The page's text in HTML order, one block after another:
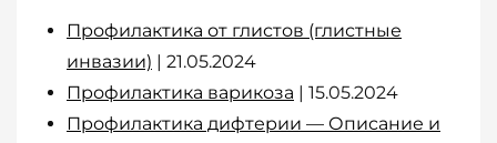
Профилактика от глистов (глистные
инвазии) | 21.05.2024
Профилактика варикоза | 15.05.2024
Профилактика дифтерии — Описание и